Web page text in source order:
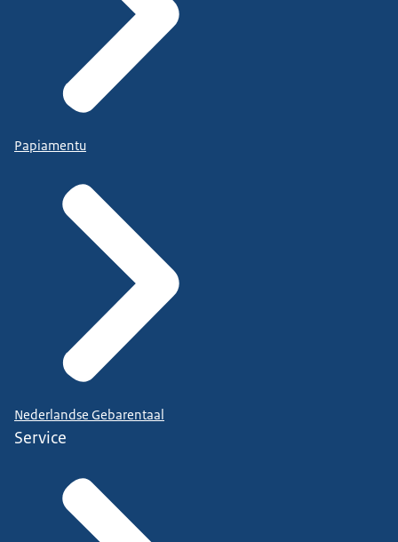
Papiamentu
Nederlandse Gebarentaal
Service